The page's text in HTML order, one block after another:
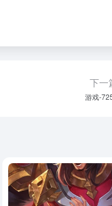
下一
游戏-